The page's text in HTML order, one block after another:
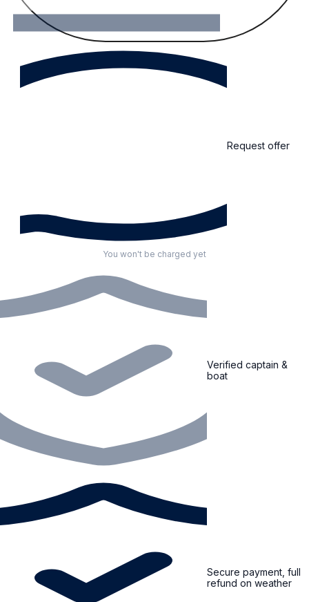
Request offer
You won't be charged yet
Verified captain &
boat
Secure payment, full
refund on weather